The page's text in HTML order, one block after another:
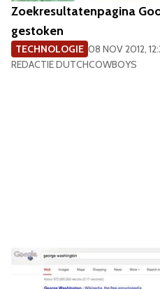
Zoekresultatenpagina
gestoken
TECHNOLOGIE 08 NOV 2012,
REDACTIE DUTCHCOWBOYS